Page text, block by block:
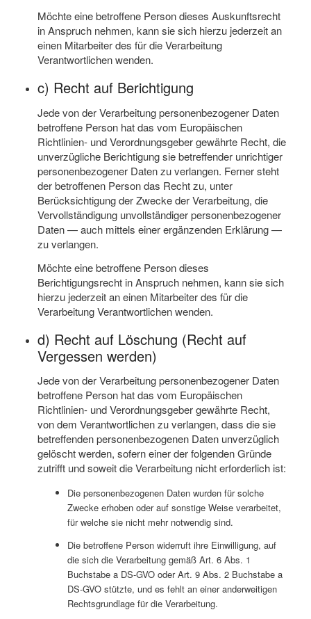
Möchte eine betroffene Person dieses Auskunftsrecht
in Anspruch nehmen, kann sie sich hierzu jederzeit an
einen Mitarbeiter des für die Verarbeitung
Verantwortlichen wenden.
c) Recht auf Berichtigung
Jede von der Verarbeitung personenbezogener Daten
betroffene Person hat das vom Europäischen
Richtlinien- und Verordnungsgeber gewährte Recht, die
unverzügliche Berichtigung sie betreffender unrichtiger
personenbezogener Daten zu verlangen. Ferner steht
der betroffenen Person das Recht zu, unter
Berücksichtigung der Zwecke der Verarbeitung, die
Vervollständigung unvollständiger personenbezogener
Daten — auch mittels einer ergänzenden Erklärung —
zu verlangen.
Möchte eine betroffene Person dieses
Berichtigungsrecht in Anspruch nehmen, kann sie sich
hierzu jederzeit an einen Mitarbeiter des für die
Verarbeitung Verantwortlichen wenden.
d) Recht auf Löschung (Recht auf
Vergessen werden)
Jede von der Verarbeitung personenbezogener Daten
betroffene Person hat das vom Europäischen
Richtlinien- und Verordnungsgeber gewährte Recht,
von dem Verantwortlichen zu verlangen, dass die sie
betreffenden personenbezogenen Daten unverzüglich
gelöscht werden, sofern einer der folgenden Gründe
zutrifft und soweit die Verarbeitung nicht erforderlich ist:
Die personenbezogenen Daten wurden für solche
Zwecke erhoben oder auf sonstige Weise verarbeitet,
für welche sie nicht mehr notwendig sind.
Die betroffene Person widerruft ihre Einwilligung, auf
die sich die Verarbeitung gemäß Art. 6 Abs. 1
Buchstabe a DS-GVO oder Art. 9 Abs. 2 Buchstabe a
DS-GVO stützte, und es fehlt an einer anderweitigen
Rechtsgrundlage für die Verarbeitung.